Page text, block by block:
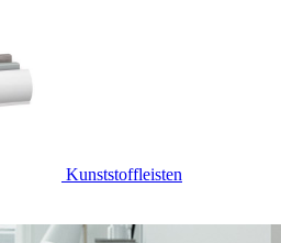
Kunststoffleisten